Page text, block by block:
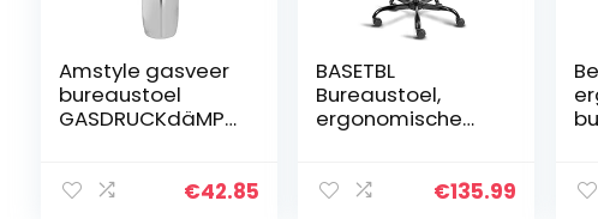
Amstyle gasveer
bureaustoel
GASDRUCKdäMPE
€42.85
BASETBL
Bureaustoel,
ergonomische
met gevoerde
€135.99